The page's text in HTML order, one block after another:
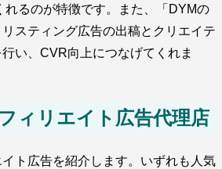
れるのが特徴です。また、「DYMの
スティング広告の出稿とクリエイテ
い、CVR向上につなげてくれま
ィリエイト広告代理店
ト広告を紹介します。いずれも人気